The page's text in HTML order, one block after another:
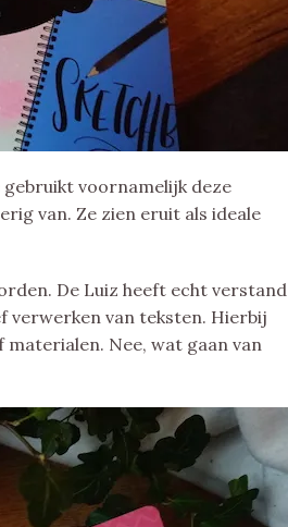
voornamelijk deze
van. Ze zien eruit als ideale
De Luiz heeft echt verstand
verwerken van teksten. Hierbij
Nee, wat gaan van